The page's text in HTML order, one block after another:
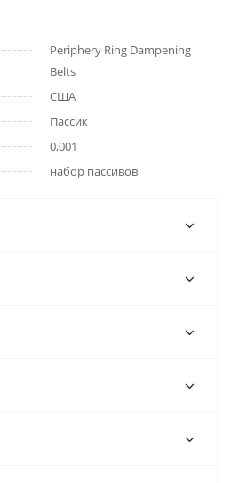
Periphery Ring Dampening
Belts
США
Пассик
0,001
набор пассивов